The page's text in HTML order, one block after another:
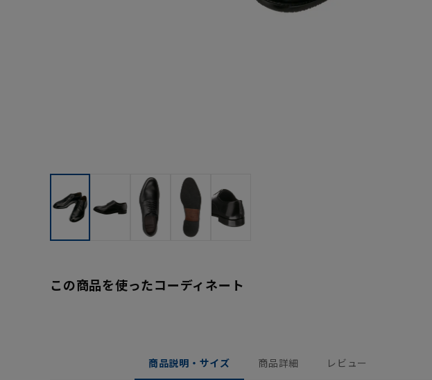
この商品を使ったコーディネート
商品説明・サイズ 商品詳細 レビュー